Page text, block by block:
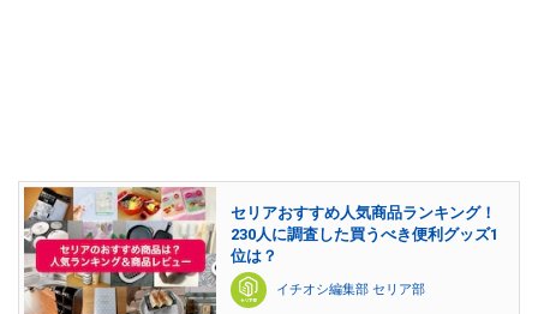
セリアおすすめ人気商品ランキング！
230人に調査した買うべき便利グッズ1
位は？
イチオシ編集部 セリア部